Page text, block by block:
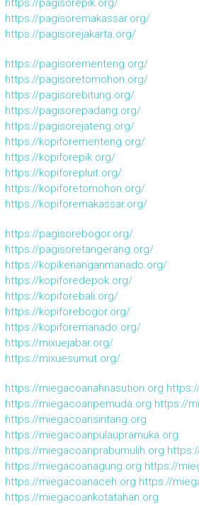
https://pagisorepik.org/
https://pagisoremakassar.org/
https://pagisorejakarta.org/
https://pagisorementeng.org/
https://pagisoretomohon.org/
https://pagisorebitung.org/
https://pagisorepadang.org/
https://pagisorejateng.org/
https://kopiforementeng.org/
https://kopiforepik.org/
https://kopiforepluit.org/
https://kopiforetomohon.org/
https://kopiforemakassar.org/
https://pagisorebogor.org/
https://pagisoretangerang.org/
https://kopikenanganmanado.org/
https://kopiforedepok.org/
https://kopiforebali.org/
https://kopiforebogor.org/
https://kopiforemanado.org/
https://mixuejabar.org/
https://mixuesumut.org/
https://miegacoanahnasution.org
https://miegacoanpemuda.org https://
https://miegacoansintang.org
https://miegacoanpulaupramuka.org
https://miegacoanprabumulih.org
https://miegacoanagung.org https://
https://miegacoanaceh.org https://
https://miegacoankotatahan.org